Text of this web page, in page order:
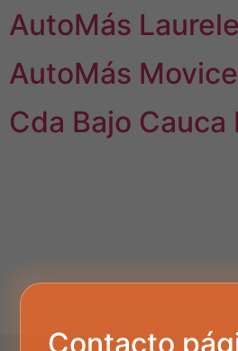
AutoMás
AutoMás
Cda Bajo Cauca
Contacto